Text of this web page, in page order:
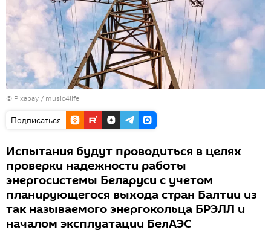
© Рixabay / music4life
Подписаться
Испытания будут проводиться в целях
проверки надежности работы
энергосистемы Беларуси с учетом
планирующегося выхода стран Балтии из
так называемого энергокольца БРЭЛЛ и
началом эксплуатации БелАЭС